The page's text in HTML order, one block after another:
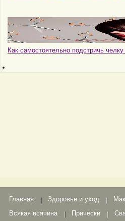
Как самостоятельно подстричь
Главная Здоровье и уход
Всякая всячина
Прически